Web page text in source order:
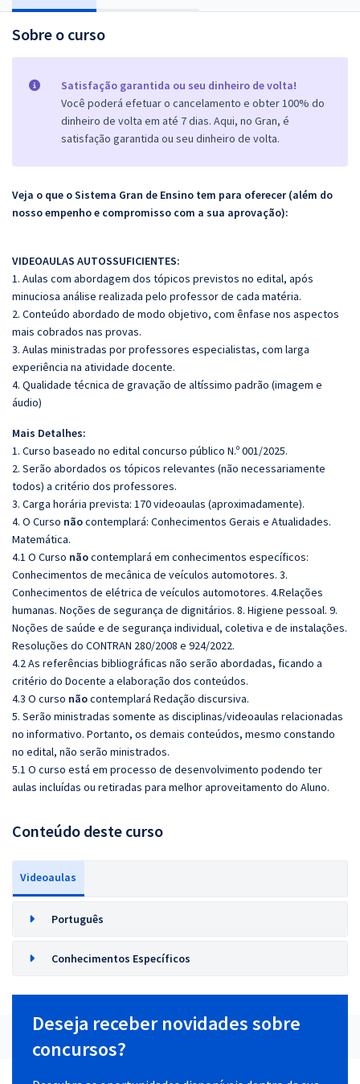
Sobre o curso
Satisfação garantida ou seu dinheiro de volta!
Você poderá efetuar o cancelamento e obter 100% do
dinheiro de volta em até 7 dias. Aqui, no Gran, é
satisfação garantida ou seu dinheiro de volta.
Veja o que o Sistema Gran de Ensino tem para oferecer (além do
nosso empenho e compromisso com a sua aprovação):
VIDEOAULAS AUTOSSUFICIENTES:
1. Aulas com abordagem dos tópicos previstos no edital, após
minuciosa análise realizada pelo professor de cada matéria.
2. Conteúdo abordado de modo objetivo, com ênfase nos aspectos
mais cobrados nas provas.
3. Aulas ministradas por professores especialistas, com larga
experiência na atividade docente.
4. Qualidade técnica de gravação de altíssimo padrão (imagem e
áudio)
Mais Detalhes:
1. Curso baseado no edital concurso público N.º 001/2025.
2. Serão abordados os tópicos relevantes (não necessariamente
todos) a critério dos professores.
3. Carga horária prevista: 170 videoaulas (aproximadamente).
4. O Curso nãocontemplará: Conhecimentos Gerais e Atualidades.
Matemática.
4.1 O Curso nãocontemplará em conhecimentos específicos:
Conhecimentos de mecânica de veículos automotores. 3.
Conhecimentos de elétrica de veículos automotores. 4.Relações
humanas. Noções de segurança de dignitários. 8. Higiene pessoal. 9.
Noções de saúde e de segurança individual, coletiva e de instalações.
Resoluções do CONTRAN 280/2008 e 924/2022.
4.2 As referências bibliográficas não serão abordadas, ficando a
critério do Docente a elaboração dos conteúdos.
4.3 O curso nãocontemplará Redação discursiva.
5. Serão ministradas somente as disciplinas/videoaulas relacionadas
no informativo. Portanto, os demais conteúdos, mesmo constando
no edital, não serão ministrados.
5.1 O curso está em processo de desenvolvimento podendo ter
aulas incluídas ou retiradas para melhor aproveitamento do Aluno.
Conteúdo deste curso
Videoaulas
Português
Conhecimentos Específicos
Deseja receber novidades sobre
concursos?